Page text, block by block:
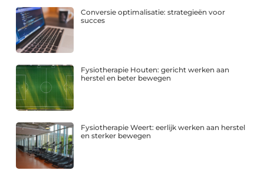
Conversie optimalisatie: strategieën voor
succes
Fysiotherapie Houten: gericht werken aan
herstel en beter bewegen
Fysiotherapie Weert: eerlijk werken aan herstel
en sterker bewegen